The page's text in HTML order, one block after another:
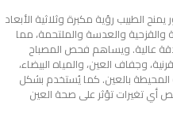
الطبيب رؤية مكبرة وثلاثية الأبعاد
والقزحية والعدسة والملتحمة، مما
عالية. ويساهم فحص المصباح
وجفاف العين، والمياه البيضاء،
بالعين. كما يُستخدم بشكل
أي تغيرات تؤثر على صحة العين